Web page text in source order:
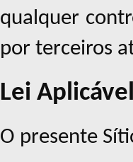
qualquer
por terceiros
Lei
O presente